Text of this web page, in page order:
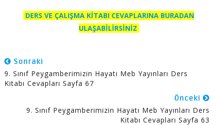
DERS VE ÇALIŞMA KİTABI CEVAPLARINA BURADAN
ULAŞABİLİRSİNİZ
Sonraki
9. Sınıf Peygamberimizin Hayatı Meb Yayınları Ders
Kitabı Cevapları Sayfa 67
Önceki
9. Sınıf Peygamberimizin Hayatı Meb Yayınları Ders
Kitabı Cevapları Sayfa 63